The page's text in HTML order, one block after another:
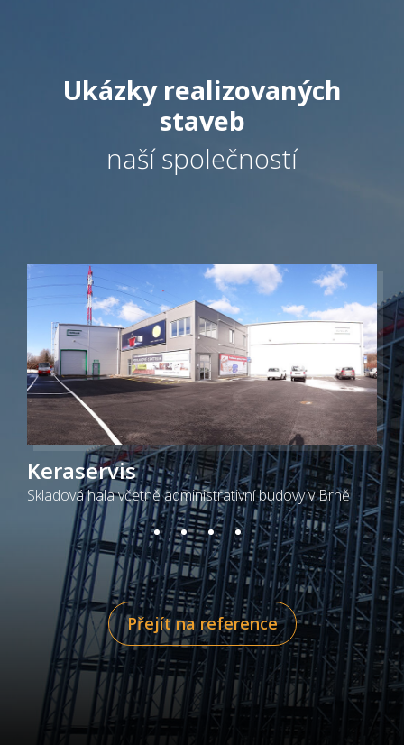
Kariéra
Kontakt
Ukázky realizovaných
staveb
naší společností
Keraservis
Skladová hala včetně administrativní budovy v Brně
Přejít na reference